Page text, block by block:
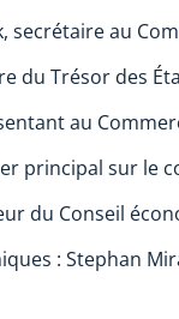
au
du Trésor des
au
principal sur le
du Conseil
: Stephan